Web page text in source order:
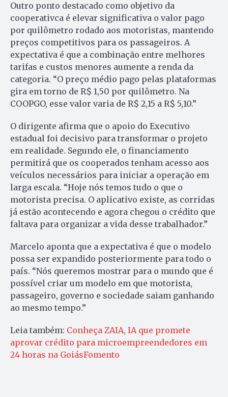
Outro ponto destacado como objetivo da
cooperativca é elevar significativa o valor pago
por quilômetro rodado aos motoristas, mantendo
preços competitivos para os passageiros. A
expectativa é que a combinação entre melhores
tarifas e custos menores aumente a renda da
categoria. “O preço médio pago pelas plataformas
gira em torno de R$ 1,50 por quilômetro. Na
COOPGO, esse valor varia de R$ 2,15 a R$ 5,10.”
O dirigente afirma que o apoio do Executivo
estadual foi decisivo para transformar o projeto
em realidade. Segundo ele, o financiamento
permitirá que os cooperados tenham acesso aos
veículos necessários para iniciar a operação em
larga escala. “Hoje nós temos tudo o que o
motorista precisa. O aplicativo existe, as corridas
já estão acontecendo e agora chegou o crédito que
faltava para organizar a vida desse trabalhador.”
Marcelo aponta que a expectativa é que o modelo
possa ser expandido posteriormente para todo o
país. “Nós queremos mostrar para o mundo que é
possível criar um modelo em que motorista,
passageiro, governo e sociedade saiam ganhando
ao mesmo tempo.”
Leia também: Conheça ZAIA, IA que promete
aprovar crédito para microempreendedores em
24 horas na GoiásFomento